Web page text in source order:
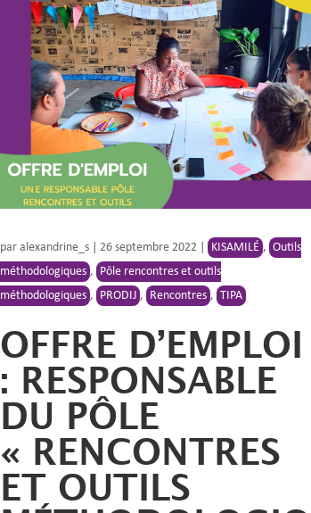
paralexandrine_s |26 septembre 2022 | KISAMILÉ , Outils
méthodologiques , Pôle rencontres et outils
méthodologiques , PRODIJ , Rencontres , TIPA
OFFRE D’EMPLOI
: RESPONSABLE
DU PÔLE
« RENCONTRES
ET OUTILS